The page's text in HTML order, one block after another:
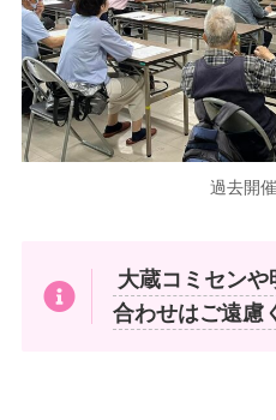
過去開
大蔵コミセン
合わせはご遠慮